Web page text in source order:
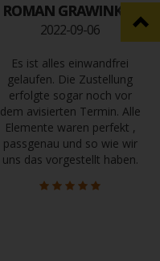
ROMAN GRAWINKEL
2022-09-06
Es ist alles einwandfrei
gelaufen. Die Zustellung
erfolgte sogar noch vor
dem avisierten Termin. Alle
Elemente waren perfekt ,
passgenau und so wie wir
uns das vorgestellt haben.